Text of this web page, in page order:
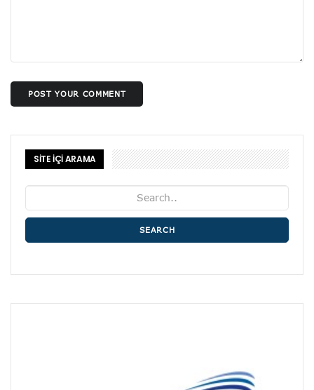
POST YOUR COMMENT
SİTE İÇİ ARAMA
SEARCH